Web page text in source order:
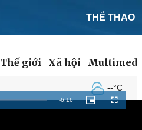
THỂ THAO
Thế giới Xã hội
--°C
Remaining
-6:16
Picture-
in-
Fullscreen